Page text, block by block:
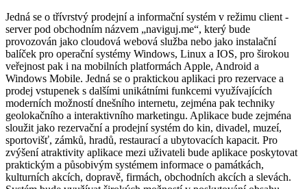
Jedná se o třívrstvý prodejní a informační systém v režimu client -
server pod obchodním názvem „naviguj.me“, který bude
provozován jako cloudová webová služba nebo jako instalační
balíček pro operační systémy Windows, Linux a IOS, pro širokou
veřejnost pak i na mobilních platformách Apple, Android a
Windows Mobile. Jedná se o praktickou aplikaci pro rezervace a
prodej vstupenek s dalšími unikátními funkcemi využívajících
moderních možností dnešního internetu, zejména pak techniky
geolokačního a interaktivního marketingu. Aplikace bude zejména
sloužit jako rezervační a prodejní systém do kin, divadel, muzeí,
sportovišť, zámků, hradů, restaurací a ubytovacích kapacit. Pro
zvýšení atraktivity aplikace mezi uživateli bude aplikace poskytovat
praktickým a působivým systémem informace o památkách,
kulturních akcích, dopravě, firmách, obchodních akcích a slevách.